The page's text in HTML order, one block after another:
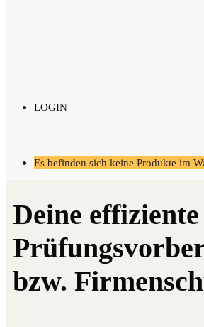
LOGIN
Es befinden sich keine Produkte im